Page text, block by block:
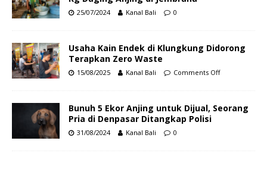
25/07/2024 Kanal Bali 0
Usaha Kain Endek di Klungkung Didorong
Terapkan Zero Waste
15/08/2025 Kanal Bali Comments Off
Bunuh 5 Ekor Anjing untuk Dijual, Seorang
Pria di Denpasar Ditangkap Polisi
31/08/2024 Kanal Bali 0